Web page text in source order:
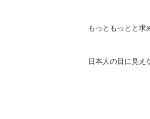
もっともっとと求
日本人の目に見え